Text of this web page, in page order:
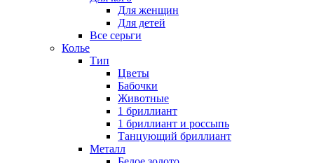
Для женщин
Для детей
Все серьги
Колье
Тип
Цветы
Бабочки
Животные
1 бриллиант
1 бриллиант и россыпь
Танцующий бриллиант
Металл